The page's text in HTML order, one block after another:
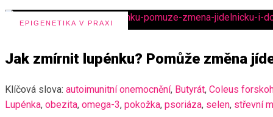
EPIGENETIKA V PRAXI
Jak zmírnit lupénku? Pomůže změna
Klíčová slova: autoimunitní onemocnění, Butyrát, Coleus
Lupénka, obezita, omega-3, pokožka, psoriáza, selen, střevní